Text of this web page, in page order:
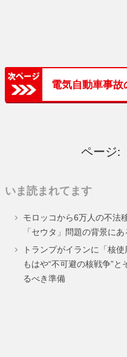
電気自動車事故
ページ:
いま読まれてます
モロッコから6万人の不法
「セウタ」問題の背景に
トランプがイランに「核
もはや“不可避の核戦争”
るべき準備